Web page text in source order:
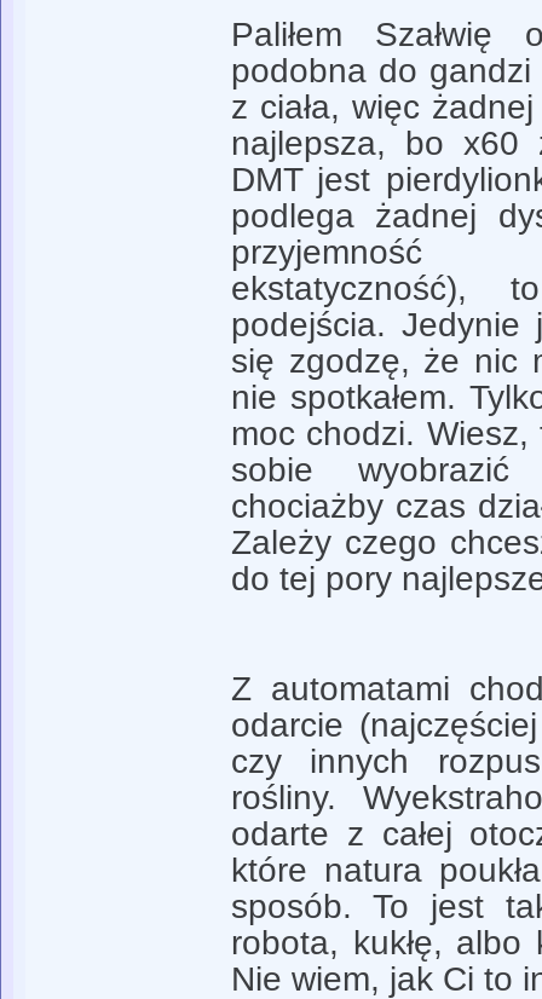
Paliłem
podobna do
z ciała, więc
najlepsza, bo x60
DMT jest
podlega żadnej
przyjemność
ekstatyczność),
podejścia.
się zgodzę, że nic
nie spotkałem.
moc chodzi. Wiesz,
sobie
chociażby czas
Zależy czego
do tej pory
Z automatami
odarcie
czy innych
rośliny.
odarte z całej
które natura
sposób. To jest
robota, kukłę, albo
Nie wiem, jak Ci to